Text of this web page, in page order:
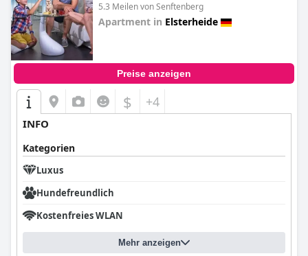
5.3 Meilen von Senftenberg
Apartment in Elsterheide
Preise anzeigen
$ +4
INFO
Kategorien
Luxus
Hundefreundlich
Kostenfreies WLAN
Mehr anzeigen